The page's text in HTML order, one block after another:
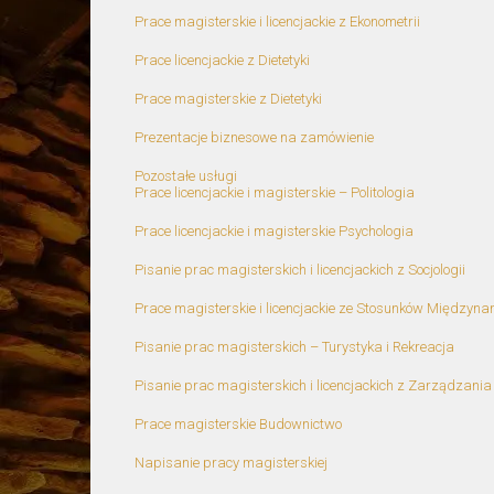
Prace magisterskie i licencjackie z Ekonometrii
Prace licencjackie z Dietetyki
Prace magisterskie z Dietetyki
Prezentacje biznesowe na zamówienie
Pozostałe usługi
Prace licencjackie i magisterskie – Politologia
Prace licencjackie i magisterskie Psychologia
Pisanie prac magisterskich i licencjackich z Socjologii
Prace magisterskie i licencjackie ze Stosunków
Pisanie prac magisterskich – Turystyka i Rekreacja
Pisanie prac magisterskich i licencjackich z Zarządzania
Prace magisterskie Budownictwo
Napisanie pracy magisterskiej